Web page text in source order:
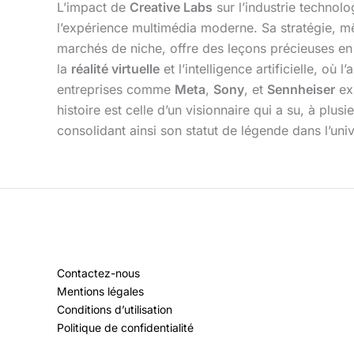
L’impact de Creative Labs sur l’industrie
l’expérience multimédia moderne. Sa stratégie,
marchés de niche, offre des leçons précieuses
la réalité virtuelle et l’intelligence artificielle, où
entreprises comme Meta, Sony, et Sennheiser
histoire est celle d’un visionnaire qui a su, à
consolidant ainsi son statut de légende dans
Contactez-nous
Mentions légales
Conditions d’utilisation
Politique de confidentialité